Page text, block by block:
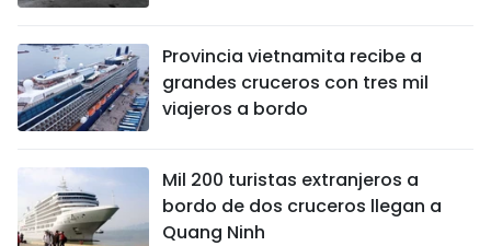
Provincia vietnamita recibe a
grandes cruceros con tres mil
viajeros a bordo
Mil 200 turistas extranjeros a
bordo de dos cruceros llegan a
Quang Ninh